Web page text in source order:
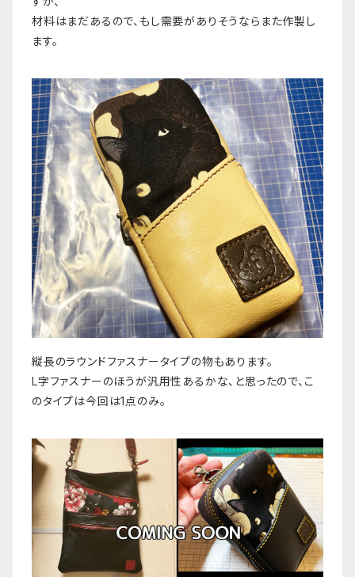
材料はまだあるので、もし需要がありそうならまた作製し
ます。
縦長のラウンドファスナータイプの物もあります。
L字ファスナーのほうが汎用性あるかな、と思ったので、こ
のタイプは今回は1点のみ。